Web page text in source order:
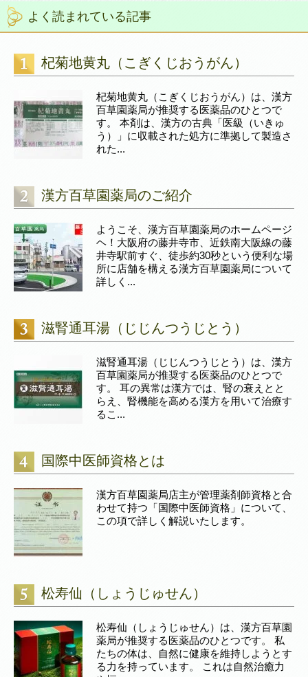
よく読まれている記事
杞菊地黄丸（こぎくじおうがん）
杞菊地黄丸（こぎくじおうがん）は、漢方
百草園薬局が推奨する医薬品のひとつで
す。 本剤は、漢方の古典「医級（いきゅ
う）」に収載された処方に準拠して製造さ
れた...
漢方百草園薬局のご紹介
ようこそ、漢方百草園薬局のホームページ
ヘ！大阪府の藤井寺市、近鉄南大阪線の藤
井寺駅前すぐ、徒歩約30秒という便利な場
所に店舗を構える漢方百草園薬局について
詳しく...
滋腎通耳湯（じじんつうじとう）
滋腎通耳湯（じじんつうじとう）は、漢方
百草園薬局が推奨する医薬品のひとつで
す。 耳の異常は漢方では、腎の衰えとと
らえ、腎機能を高める漢方を用いて治療す
るこ...
国際中医師資格とは
漢方百草園薬局店主が管理薬剤師資格と合
わせて持つ「国際中医師資格」について、
この項で詳しく解説いたします。
松寿仙（しょうじゅせん）
松寿仙（しょうじゅせん）は、漢方百草園
薬局が推奨する医薬品のひとつです。 私
たちの体は、自然に健康を維持しようとす
る力を持っています。 これは自然治癒力